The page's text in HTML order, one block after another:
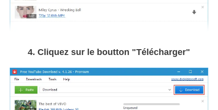
4. Cliquez sur le boutton "Télécharger"